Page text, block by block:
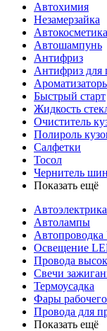
Автохимия
Незамерзайка
Автокосметика
Автошампунь
Антифриз
Антифриз для
Быстрый старт
Жидкость
Очиститель
Полироль
Салфетки
Тосол
Чернитель шин
Показать ещё
Автоэлектрика
Автолампы
Автопроводка
Освещение
Провода
Свечи
Термоусадка
Фары рабочего
Провода для
Показать ещё